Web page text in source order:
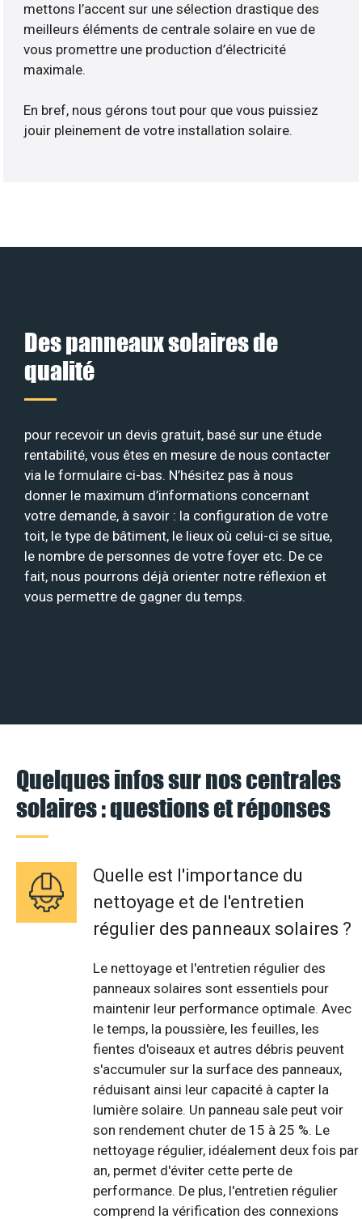
mettons l’accent sur une sélection drastique des
meilleurs éléments de centrale solaire en vue de
vous promettre une production d’électricité
maximale.
En bref, nous gérons tout pour que vous puissiez
jouir pleinement de votre installation solaire.
Des panneaux solaires de
qualité
pour recevoir un devis gratuit, basé sur une étude
rentabilité, vous êtes en mesure de nous contacter
via le formulaire ci-bas. N’hésitez pas à nous
donner le maximum d’informations concernant
votre demande, à savoir : la configuration de votre
toit, le type de bâtiment, le lieux où celui-ci se situe,
le nombre de personnes de votre foyer etc. De ce
fait, nous pourrons déjà orienter notre réflexion et
vous permettre de gagner du temps.
Quelques infos sur nos centrales
solaires : questions et réponses
Quelle est l'importance du
nettoyage et de l'entretien
régulier des panneaux solaires ?
Le nettoyage et l'entretien régulier des
panneaux solaires sont essentiels pour
maintenir leur performance optimale. Avec
le temps, la poussière, les feuilles, les
fientes d'oiseaux et autres débris peuvent
s'accumuler sur la surface des panneaux,
réduisant ainsi leur capacité à capter la
lumière solaire. Un panneau sale peut voir
son rendement chuter de 15 à 25 %. Le
nettoyage régulier, idéalement deux fois par
an, permet d'éviter cette perte de
performance. De plus, l'entretien régulier
comprend la vérification des connexions